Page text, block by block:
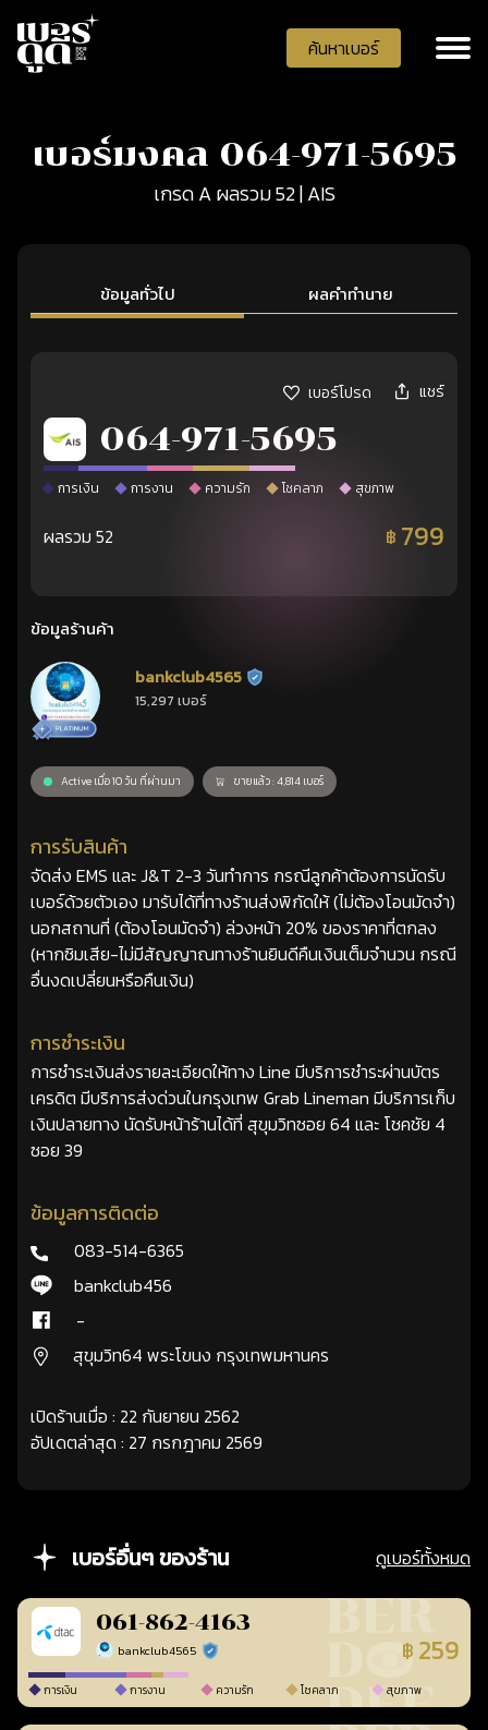
ค้นหาเบอร์
เบอร์มงคล 064-971-5695
เกรด A ผลรวม 52 | AIS
ข้อมูลทั่วไป ผลคำทำนาย
เบอร์โปรด แชร์
064-971-5695
การเงิน การงาน ความรัก โชคลาภ สุขภาพ
ผลรวม 52 ฿ 799
ข้อมูลร้านค้า
bankclub4565 ร้านยืนยันแล้ว
15,297 เบอร์
Active เมื่อ 10 วัน ที่ผ่านมา ขายแล้ว : 4,814 เบอร์
การรับสินค้า
จัดส่ง EMS และ J&T 2-3 วันทำการ กรณีลูกค้าต้องการนัดรับ
เบอร์ด้วยตัวเอง มารับได้ที่ทางร้านส่งพิกัดให้ (ไม่ต้องโอนมัดจำ)
นอกสถานที่ (ต้องโอนมัดจำ) ล่วงหน้า 20% ของราคาที่ตกลง
(หากซิมเสีย-ไม่มีสัญญาณทางร้านยินดีคืนเงินเต็มจำนวน กรณี
อื่นงดเปลี่ยนหรือคืนเงิน)
การชำระเงิน
การชำระเงินส่งรายละเอียดให้ทาง Line มีบริการชำระผ่านบัตร
เครดิต มีบริการส่งด่วนในกรุงเทพ Grab Lineman มีบริการเก็บ
เงินปลายทาง นัดรับหน้าร้านได้ที่ สุขุมวิทซอย 64 และ โชคชัย 4
ซอย 39
ข้อมูลการติดต่อ
083-514-6365
bankclub456
-
สุขุมวิท64 พระโขนง กรุงเทพมหานคร
เปิดร้านเมื่อ : 22 กันยายน 2562
อัปเดตล่าสุด : 27 กรกฎาคม 2569
เบอร์อื่นๆ ของร้าน ดูเบอร์ทั้งหมด
061-862-4163
bankclub4565 ร้านยืนยันแล้ว ฿ 259
การเงิน การงาน ความรัก โชคลาภ สุขภาพ